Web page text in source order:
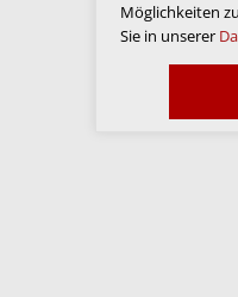
Möglichkeiten
Sie in unserer